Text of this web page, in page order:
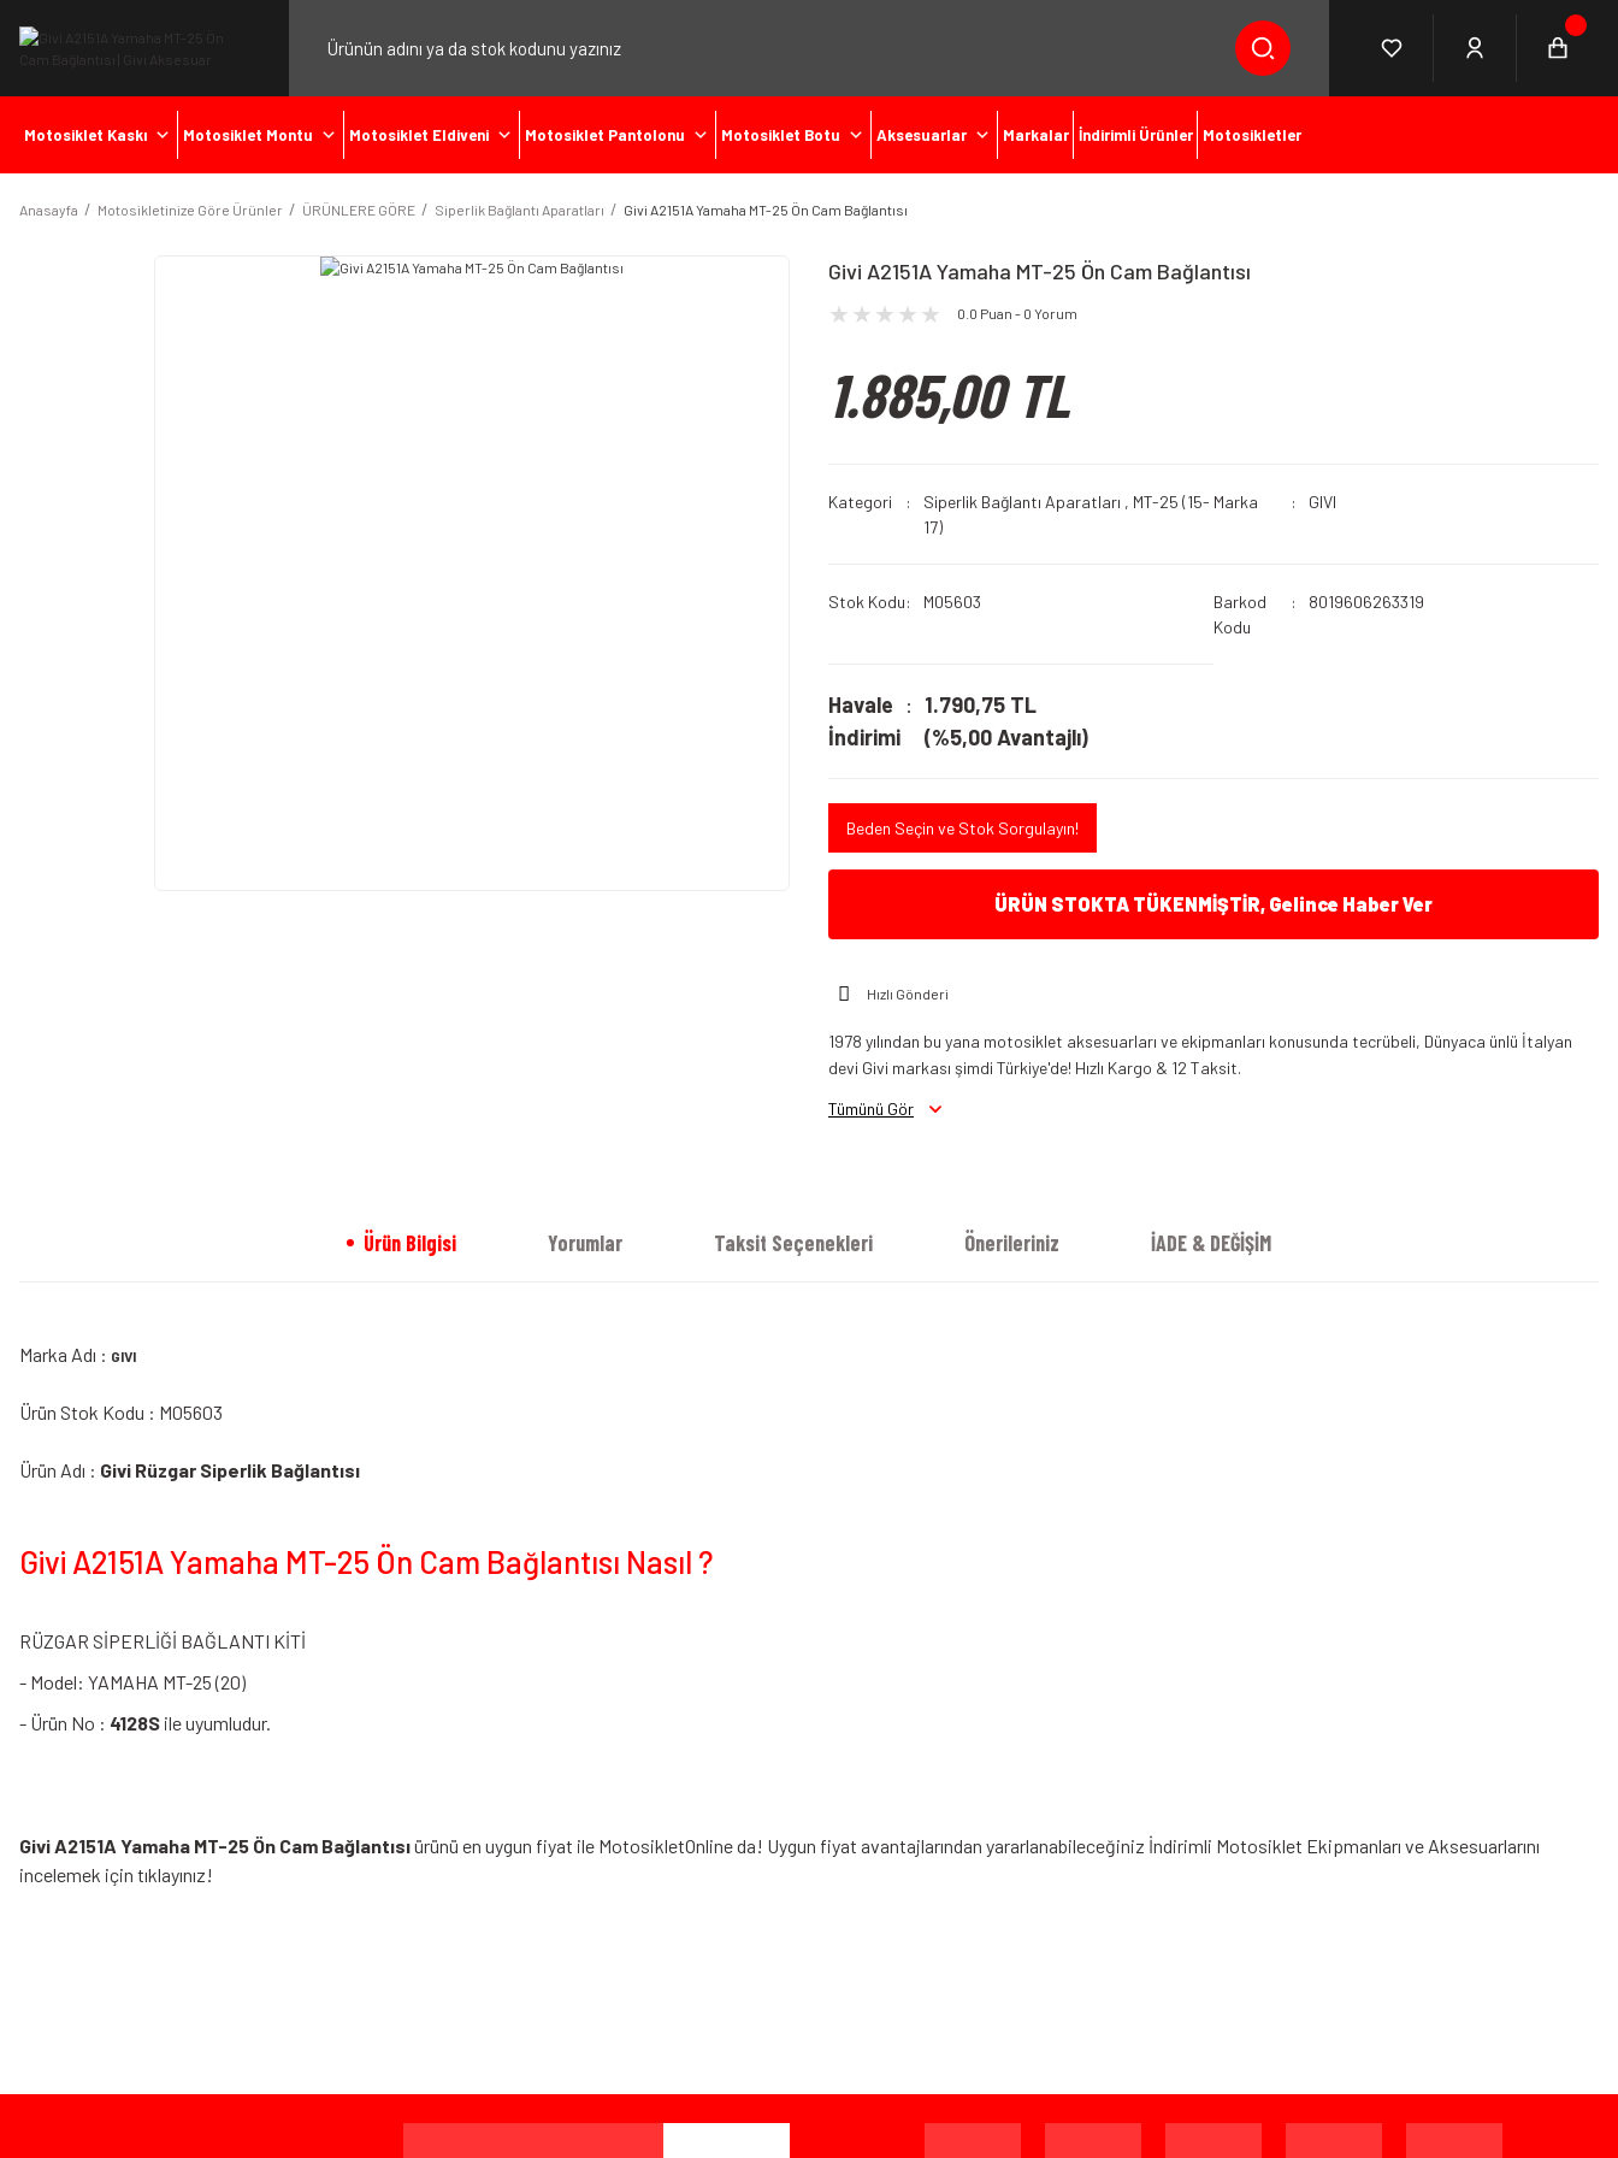
Motosiklet Kaskı Motosiklet Montu Motosiklet Eldiveni Motosiklet Pantolonu Motosiklet Botu Aksesuarlar Markalar İndirimli Ürünler Motosikletler
Anasayfa Motosikletinize Göre Ürünler ÜRÜNLERE GÖRE Siperlik Bağlantı Aparatları Givi A2151A Yamaha MT-25 Ön Cam Bağlantısı
Givi A2151A Yamaha MT-25 Ön Cam Bağlantısı
0.0 Puan - 0 Yorum
1.885,00 TL
Kategori Siperlik Bağlantı Aparatları , MT-25 (15-
17)
Marka GIVI
Stok Kodu M05603
Barkod
Kodu
8019606263319
Havale
İndirimi
1.790,75 TL
(%5,00 Avantajlı)
Beden Seçin ve Stok Sorgulayın!
ÜRÜN STOKTA TÜKENMİŞTİR, Gelince Haber Ver
Hızlı Gönderi
1978 yılından bu yana motosiklet aksesuarları ve ekipmanları konusunda tecrübeli, Dünyaca ünlü İtalyan
devi Givi markası şimdi Türkiye'de! Hızlı Kargo & 12 Taksit.
Tümünü Gör
Ürün Bilgisi Yorumlar Taksit Seçenekleri Önerileriniz İADE & DEĞİŞİM
Marka Adı : GIVI
Ürün Stok Kodu : M05603
Ürün Adı : Givi Rüzgar Siperlik Bağlantısı
Givi A2151A Yamaha MT-25 Ön Cam Bağlantısı Nasıl ?
RÜZGAR SİPERLİĞİ BAĞLANTI KİTİ
- Model: YAMAHA MT-25 (20)
- Ürün No : 4128S ile uyumludur.
Givi A2151A Yamaha MT-25 Ön Cam Bağlantısıürünü en uygun fiyat ile MotosikletOnline da! Uygun fiyat avantajlarından yararlanabileceğiniz İndirimli Motosiklet Ekipmanları ve Aksesuarlarını
incelemek için tıklayınız!
Ürün bilgilerinde hatalar bulunuyor.